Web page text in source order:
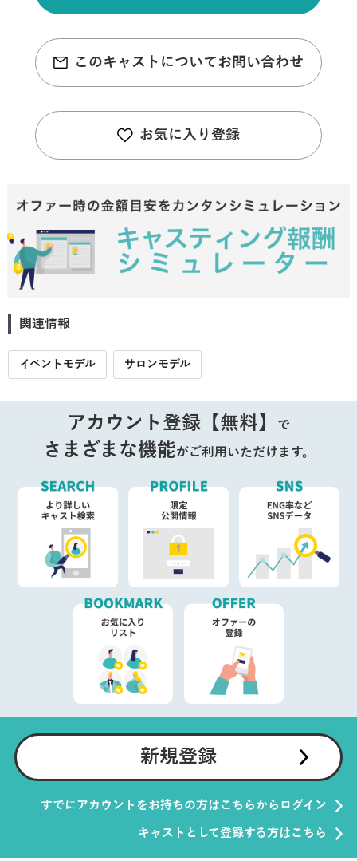
このキャストについてお問い合わせ
お気に入り登録
関連情報
イベントモデル サロンモデル
アカウント登録【無料】 で
さまざまな機能がご利用いただけます。
新規登録
すでにアカウントをお持ちの方はこちらからログイン
キャストとして登録する方はこちら